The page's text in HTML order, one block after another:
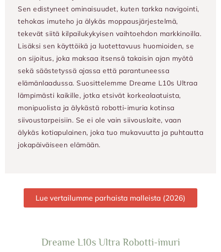
Sen edistyneet ominaisuudet, kuten tarkka navigointi,
tehokas imuteho ja älykäs moppausjärjestelmä,
tekevät siitä kilpailukykyisen vaihtoehdon markkinoilla.
Lisäksi sen käyttöikä ja luotettavuus huomioiden, se
on sijoitus, joka maksaa itsensä takaisin ajan myötä
sekä säästetyssä ajassa että parantuneessa
elämänlaadussa. Suosittelemme Dreame L10s Ultraa
lämpimästi kaikille, jotka etsivät korkealaatuista,
monipuolista ja älykästä robotti-imuria kotinsa
siivoustarpeisiin. Se ei ole vain siivouslaite, vaan
älykäs kotiapulainen, joka tuo mukavuutta ja puhtautta
jokapäiväiseen elämään.
Lue vertailumme parhaista malleista (2026)
Dreame L10s Ultra Robotti-imuri